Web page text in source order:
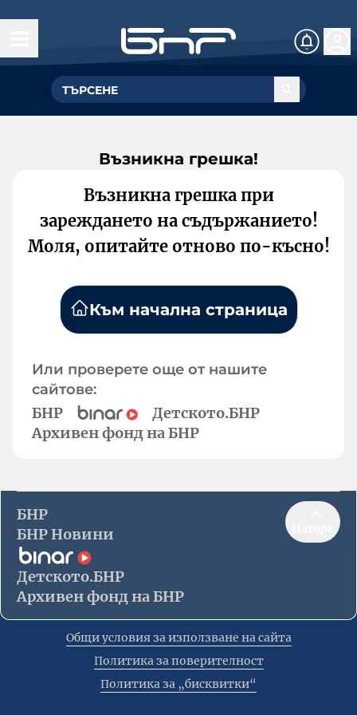
Възникна грешка!
Възникна грешка при
зареждането на съдържанието!
Моля, опитайте отново по-късно!
Към начална страница
Или проверете още от нашите
сайтове:
БНР
Детското.БНР
Архивен фонд на БНР
БНР
БНР Новини
Детското.БНР
Архивен фонд на БНР
Общи условия за използване на сайта
Политика за поверителност
Политика за „бисквитки“